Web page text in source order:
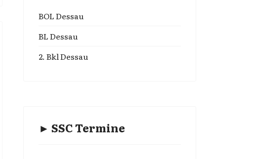
BOL Dessau
BL Dessau
2. Bkl Dessau
► SSC Termine